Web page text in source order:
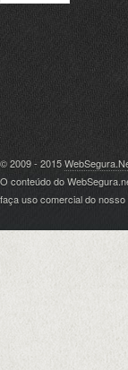
© 2009 - 2015
O conteúdo do
faça uso comercial do nosso